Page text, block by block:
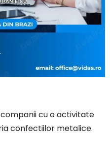
cu o activitate
confectiilor metalice.